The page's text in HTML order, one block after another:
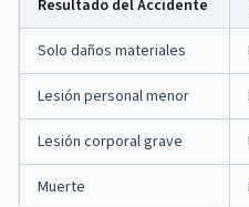
Resultado del Accidente
Solo daños materiales
Lesión personal menor
Lesión corporal grave
Muerte